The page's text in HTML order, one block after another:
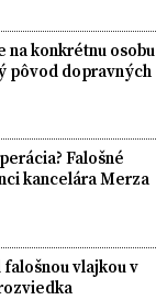
na konkrétnu osobu
pôvod dopravných
Falošné
kancelára Merza
vlajkou v